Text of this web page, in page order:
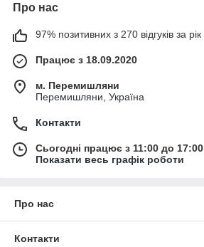
Про нас
97% позитивних з 270 відгуків за рік
Працює з 18.09.2020
м. Перемишляни
Перемишляни, Україна
Контакти
Сьогодні працює з 11:00 до 17:00
Показати весь графік роботи
Про нас
Контакти